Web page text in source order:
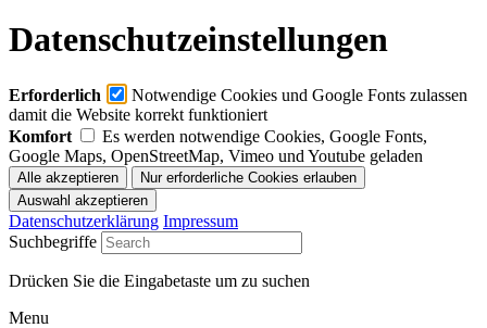
Datenschutzeinstellungen
Erforderlich
Notwendige Cookies und Google Fonts zulassen
damit die Website korrekt funktioniert
Komfort
Es werden notwendige Cookies, Google Fonts,
Google Maps, OpenStreetMap, Vimeo und Youtube geladen
Datenschutzerklärung Impressum
Suchbegriffe
Drücken Sie die Eingabetaste um zu suchen
Menu